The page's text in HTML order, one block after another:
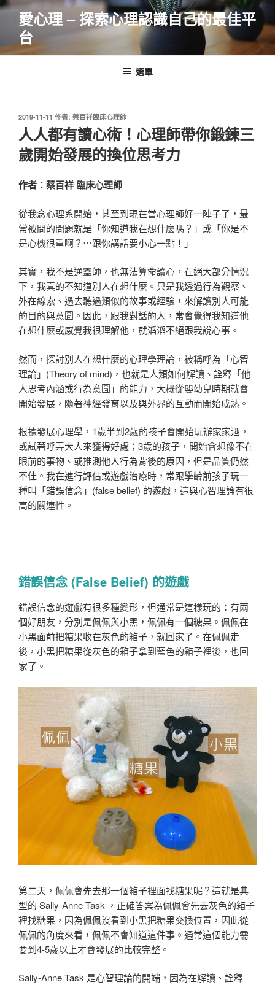
跳
要
愛心理 – 探索心理認識自己的最佳平
台
選單
發
於
2019-11-11 作者: 蔡百祥臨床心理師
人人都有讀心術！心理師帶你鍛鍊三
歲開始發展的換位思考力
作者：蔡百祥 臨床心理師
從我念心理系開始，甚至到現在當心理師好一陣子了，最
常被問的問題就是「你知道我在想什麼嗎？」或「你是不
是心機很重啊？⋯跟你講話要小心一點！」
其實，我不是通靈師，也無法算命讀心，在絕大部分情況
下，我真的不知道別人在想什麼。只是我透過行為觀察、
外在線索、過去聽過類似的故事或經驗，來解讀別人可能
的目的與意圖。因此，跟我對話的人，常會覺得我知道他
在想什麼或感覺我很理解他，就滔滔不絕跟我說心事。
然而，探討別人在想什麼的心理學理論，被稱呼為「心智
理論」(Theory of mind)，也就是人類如何解讀、詮釋「他
人思考內涵或行為意圖」的能力，大概從嬰幼兒時期就會
開始發展，隨著神經發育以及與外界的互動而開始成熟。
根據發展心理學，1歲半到2歲的孩子會開始玩辦家家酒，
或試著呼弄大人來獲得好處；3歲的孩子，開始會想像不在
眼前的事物、或推測他人行為背後的原因，但是品質仍然
不佳。我在進行評估或遊戲治療時，常跟學齡前孩子玩一
種叫「錯誤信念」(false belief) 的遊戲，這與心智理論有很
高的關連性。
錯誤信念 (False Belief) 的遊戲
錯誤信念的遊戲有很多種變形，但通常是這樣玩的：有兩
個好朋友，分別是佩佩與小黑，佩佩有一個糖果。佩佩在
小黑面前把糖果收在灰色的箱子，就回家了。在佩佩走
後，小黑把糖果從灰色的箱子拿到藍色的箱子裡後，也回
家了。
第二天，佩佩會先去那一個箱子裡面找糖果呢？這就是典
型的 Sally-Anne Task ，正確答案為佩佩會先去灰色的箱子
裡找糖果，因為佩佩沒看到小黑把糖果交換位置，因此從
佩佩的角度來看，佩佩不會知道這件事。通常這個能力需
要到4-5歲以上才會發展的比較完整。
Sally-Anne Task 是心智理論的開端，因為在解讀、詮釋